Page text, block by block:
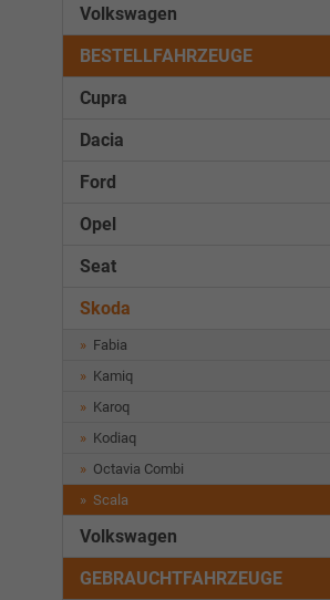
Volkswagen
BESTELLFAHRZEUGE
Cupra
Dacia
Ford
Opel
Seat
Skoda
Fabia
Kamiq
Karoq
Kodiaq
Octavia Combi
Scala
Volkswagen
GEBRAUCHTFAHRZEUGE